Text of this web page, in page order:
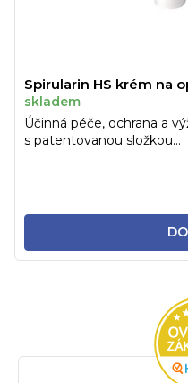
Spirularin HS krém na
skladem
Účinná péče, ochrana a
s patentovanou složkou...